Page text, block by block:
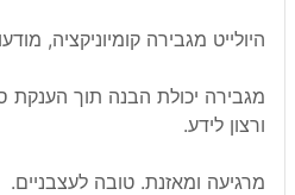
היולייט מגבירה קומיוניקציה,
מגבירה יכולת הבנה תוך הענקת
ורצון לידע.
מרגיעה ומאזנת. טובה לעצבניים.